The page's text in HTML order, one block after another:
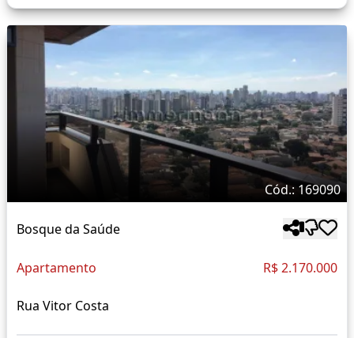
Cód.: 169090
Bosque da Saúde
Apartamento R$ 2.170.000
Rua Vitor Costa